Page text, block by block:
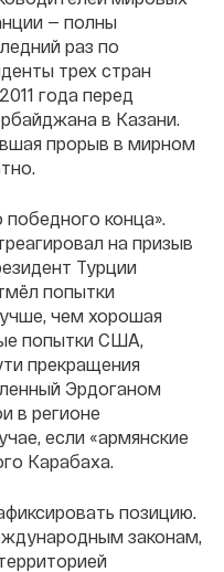
— полны
раз по
трех стран
года перед
в Казани.
прорыв в мирном
конца».
на призыв
Турции
попытки
чем хорошая
попытки США,
прекращения
Эрдоганом
в регионе
если «армянские
Карабаха.
позицию.
законам,